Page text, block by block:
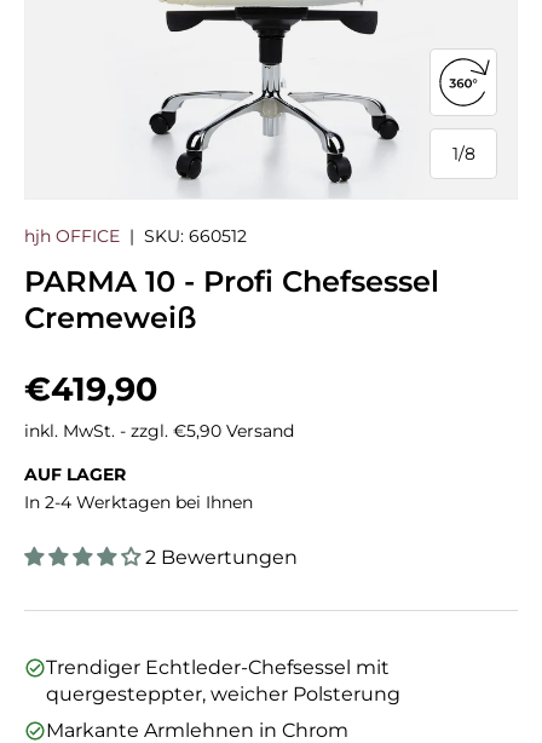
1/
von
8
360°-
hjh OFFICE | SKU: 660512
PARMA 10 - Profi Chefsessel
Cremeweiß
Normaler Preis
€419,90
inkl. MwSt. - zzgl. €5,90 Versand
AUF LAGER
In 2-4 Werktagen bei Ihnen
2 Bewertungen
Trendiger Echtleder-Chefsessel mit
quergesteppter, weicher Polsterung
Markante Armlehnen in Chrom